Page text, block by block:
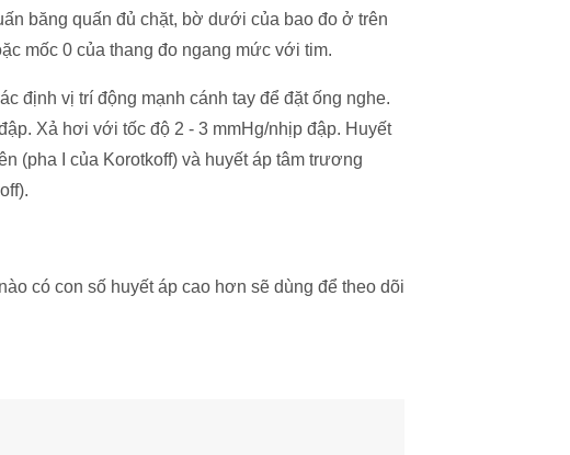
băng quấn đủ chặt, bờ dưới của bao đo ở trên
mốc 0 của thang đo ngang mức với tim.
định vị trí động mạnh cánh tay để đặt ống nghe.
Xả hơi với tốc độ 2 - 3 mmHg/nhịp đập. Huyết
(pha I của Korotkoff) và huyết áp tâm trương
có con số huyết áp cao hơn sẽ dùng để theo dõi